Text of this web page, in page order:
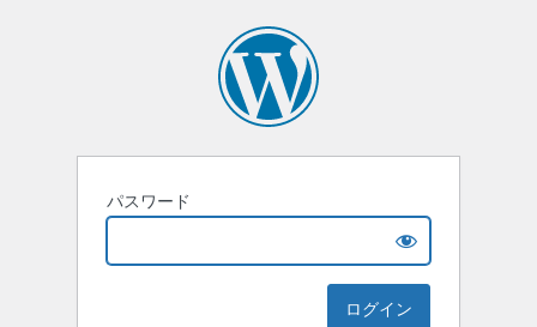
パスワード